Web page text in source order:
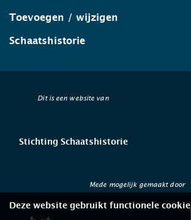
Toevoegen / wijzigen
Schaatshistorie
Dit is een website van
Stichting Schaatshistorie
Mede mogelijk gemaakt door
Deze website gebruikt functionele